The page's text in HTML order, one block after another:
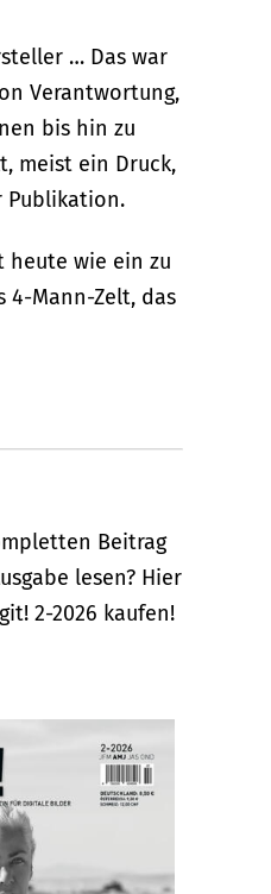
… Das war
Verantwortung,
bis hin zu
meist ein Druck,
Publikation.
heute wie ein zu
4-Mann-Zelt, das
Beitrag
lesen? Hier
2-2026 kaufen!